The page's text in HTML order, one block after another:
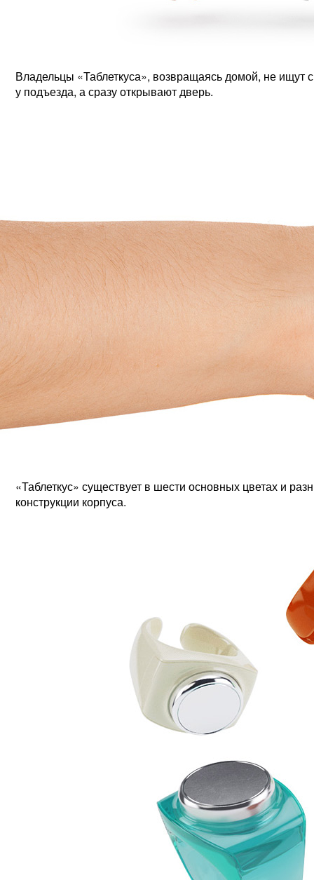
Владельцы «Таблеткуса», возвращаясь домой, не ищут
у подъезда, а сразу открывают дверь.
«Таблеткус» существует в шести основных цветах и
конструкции корпуса.